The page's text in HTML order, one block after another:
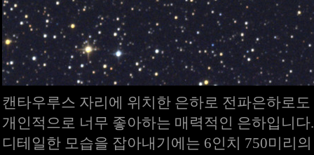
캔타우루스 자리에 위치한 은하로 전파은하로
개인적으로 너무 좋아하는 매력적인 은하입니다.
디테일한 모습을 잡아내기에는 6인치 750미리